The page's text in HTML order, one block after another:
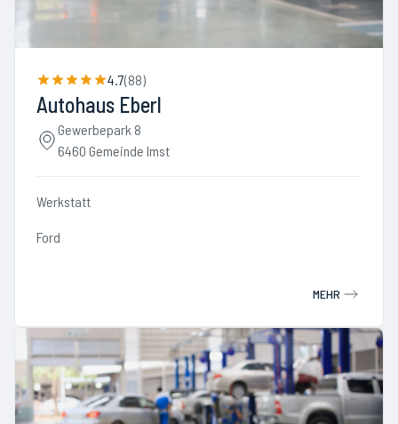
4.7(88)
Autohaus Eberl
Gewerbepark 8
6460 Gemeinde Imst
Werkstatt
Ford
MEHR